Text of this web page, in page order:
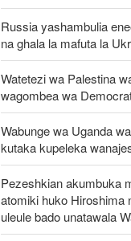
Russia yashambulia
na ghala la mafuta la
Watetezi wa Palestina
wagombea wa
Wabunge wa Uganda
kutaka kupeleka
Pezeshkian akumbuka
atomiki huko Hiroshima
uleule bado unatawala